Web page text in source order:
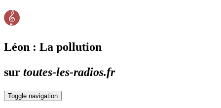
Léon : La pollution
sur toutes-les-radios.fr
Toggle navigation